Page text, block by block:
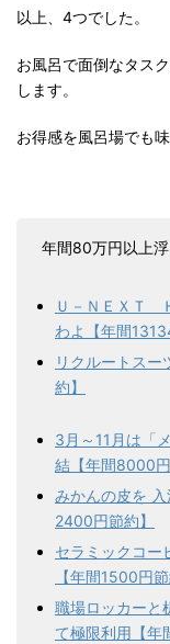
以上、4つでした。
お風呂で面倒なタス
します。
お得感を風呂場でも
年間80万円以上
Ｕ－ＮＥＸＴ
わよ【年間
リクルートスー
約】
3月～11月は「
結【年間8000
みかんの皮を
2400円節約】
セラミックコー
【年間1500円節
職場ロッカーと
て極限利用【年